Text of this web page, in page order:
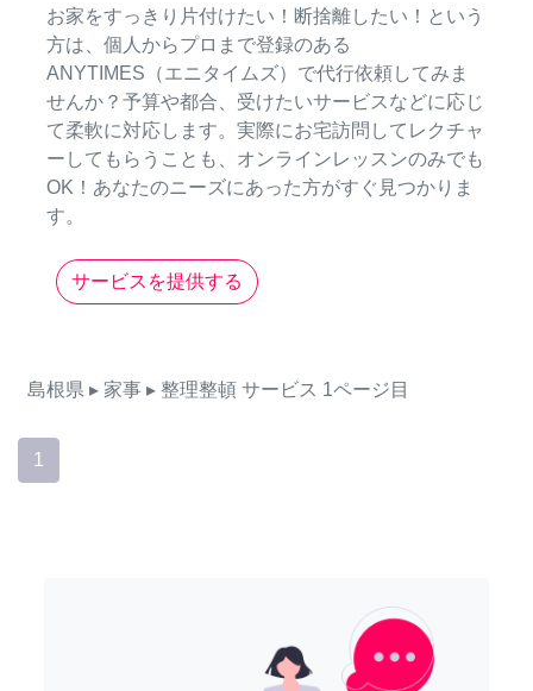
お家をすっきり片付けたい！断捨離したい！という
方は、個人からプロまで登録のある
ANYTIMES（エニタイムズ）で代行依頼してみま
せんか？予算や都合、受けたいサービスなどに応じ
て柔軟に対応します。実際にお宅訪問してレクチャ
ーしてもらうことも、オンラインレッスンのみでも
OK！あなたのニーズにあった方がすぐ見つかりま
す。
サービスを提供する
島根県 ▸ 家事 ▸ 整理整頓 サービス 1ページ目
1